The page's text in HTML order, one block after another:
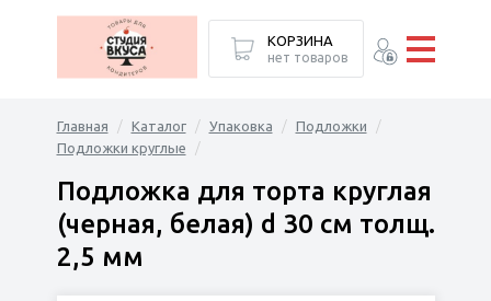
Главная Каталог Упаковка
Подложки
Подложки круглые
Подложка для торта круглая
(черная, белая) d 30 см толщ.
2,5 мм
КОРЗИНА
нет товаров